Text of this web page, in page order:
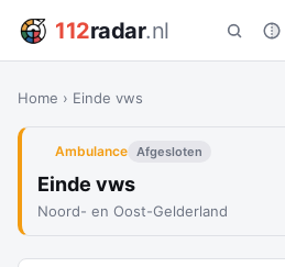
112radar.nl
Home › Einde vws
Ambulance Afgesloten
Einde vws
Noord- en Oost-Gelderland